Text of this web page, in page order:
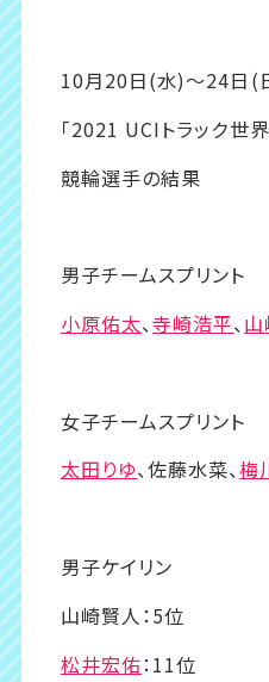
10月20日(水)〜24日(
「2021 UCIトラック世
競輪選手の結果
男子チームスプリント
小原佑太、寺崎浩平、
女子チームスプリント
太田りゆ、佐藤水菜、梅
男子ケイリン
山崎賢人：5位
松井宏佑：11位